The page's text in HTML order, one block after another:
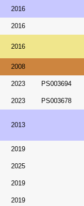
2016
2016
2016
2008
2023 PS003694
2023 PS003678
2013
2019
2025
2019
2019